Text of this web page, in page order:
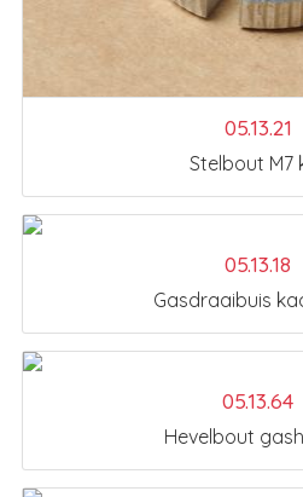
05.13.21
Stelbout M7
05.13.18
Gasdraaibuis
05.13.64
Hevelbout